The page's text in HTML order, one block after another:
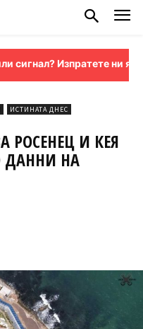
ни я на имейл:
ИСТИНАТА ДНЕС
РОСЕНЕЦ И КЕЯ
ДАННИ НА